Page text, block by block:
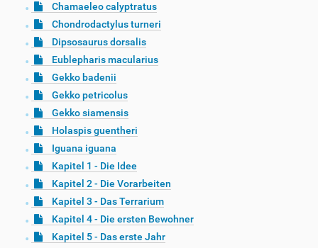
Chamaeleo calyptratus
Chondrodactylus turneri
Dipsosaurus dorsalis
Eublepharis macularius
Gekko badenii
Gekko petricolus
Gekko siamensis
Holaspis guentheri
Iguana iguana
Kapitel 1 - Die Idee
Kapitel 2 - Die Vorarbeiten
Kapitel 3 - Das Terrarium
Kapitel 4 - Die ersten Bewohner
Kapitel 5 - Das erste Jahr